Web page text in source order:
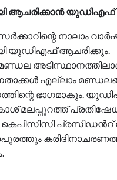
ആചരിക്കാൻ യുഡിഎഫ്
നാലാം
യുഡിഎഫ് ആചരിക്കും.
എല്ലാം
ഭാഗമാകും.
മലപ്പുറത്ത്
കെപിസിസി